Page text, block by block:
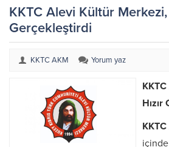
KKTC Alevi Kültür Merkezi,
Gerçekleştirdi
KKTC AKM Yorum yaz